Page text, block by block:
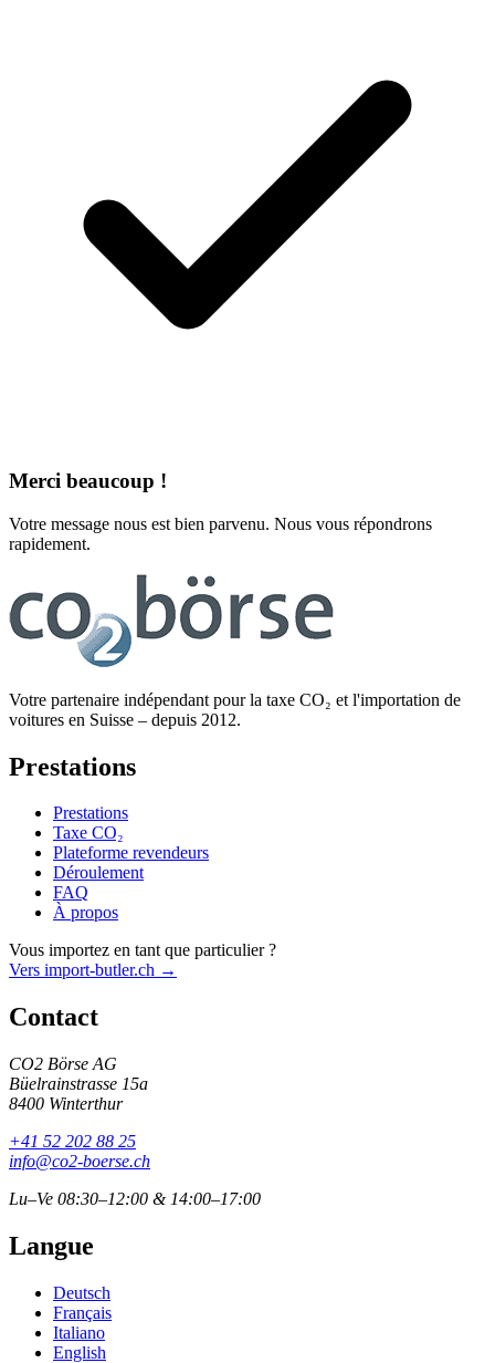
Merci beaucoup !
Votre message nous est bien parvenu. Nous vous répondrons
rapidement.
Votre partenaire indépendant pour la taxe CO₂ et l'importation de
voitures en Suisse – depuis 2012.
Prestations
Prestations
Taxe CO₂
Plateforme revendeurs
Déroulement
FAQ
À propos
Vous importez en tant que particulier ?
Vers import-butler.ch →
Contact
CO2 Börse AG
Büelrainstrasse 15a
8400 Winterthur
+41 52 202 88 25
info@co2-boerse.ch
Lu–Ve 08:30–12:00 & 14:00–17:00
Langue
Deutsch
Français
Italiano
English